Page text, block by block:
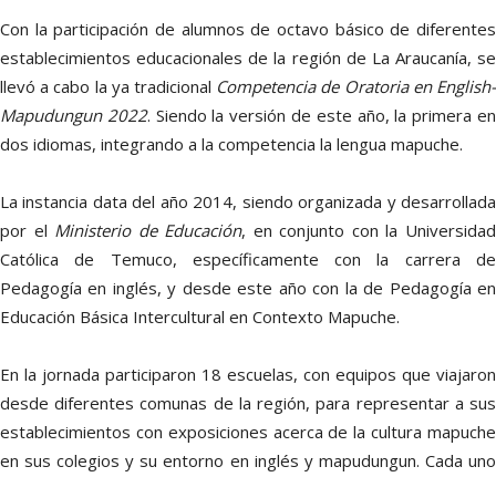
Con la participación de alumnos de octavo básico de diferentes
establecimientos educacionales de la región de La Araucanía, se
llevó a cabo la ya tradicional Competencia de Oratoria en English-
Mapudungun 2022. Siendo la versión de este año, la primera en
dos idiomas, integrando a la competencia la lengua mapuche.
La instancia data del año 2014, siendo organizada y desarrollada
por el Ministerio de Educación, en conjunto con la Universidad
Católica de Temuco, específicamente con la carrera de
Pedagogía en inglés, y desde este año con la de Pedagogía en
Educación Básica Intercultural en Contexto Mapuche.
En la jornada participaron 18 escuelas, con equipos que viajaron
desde diferentes comunas de la región, para representar a sus
establecimientos con exposiciones acerca de la cultura mapuche
en sus colegios y su entorno en inglés y mapudungun. Cada uno